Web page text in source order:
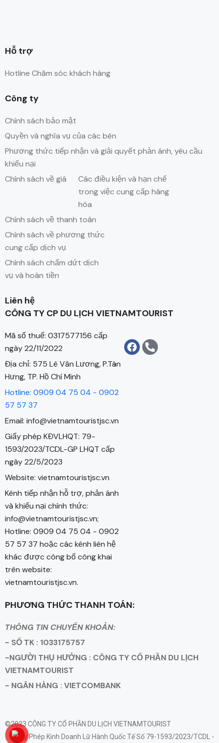
Hỗ trợ
Hotline Chăm sóc khách hàng
Công ty
Chính sách bảo mật
Quyền và nghĩa vụ của các bên
Phương thức tiếp nhận và giải quyết phản ánh, yêu cầu
khiếu nại
Chính sách về giá
Các điều kiện và hạn chế
trong việc cung cấp hàng
hóa
Chính sách về thanh toán
Chính sách về phương thức
cung cấp dịch vụ
Chính sách chấm dứt dịch
vụ và hoàn tiền
Liên hệ
CÔNG TY CP DU LỊCH VIETNAMTOURIST
Mã số thuế: 0317577156 cấp
ngày 22/11/2022
Địa chỉ: 575 Lê Văn Lương, P.Tân
Hưng, TP. Hồ Chí Minh
Hotline: 0909 04 75 04 - 0902
57 57 37
Email: info@vietnamtouristjsc.vn
Giấy phép KĐVLHQT: 79-
1593/2023/TCDL-GP LHQT cấp
ngày 22/5/2023
Website: vietnamtouristjsc.vn
Kênh tiếp nhận hỗ trợ, phản ánh
và khiếu nại chính thức:
info@vietnamtouristjsc.vn;
Hotline: 0909 04 75 04 - 0902
57 57 37 hoặc các kênh liên hệ
khác được công bố công khai
trên website:
vietnamtouristjsc.vn.
PHƯƠNG THỨC THANH TOÁN:
THÔNG TIN CHUYỂN KHOẢN:
- SỐ TK : 1033175757
-NGƯỜI THỤ HƯỞNG : CÔNG TY CỔ PHẦN DU LỊCH
VIETNAMTOURIST
- NGÂN HÀNG : VIETCOMBANK
©2023 CÔNG TY CỔ PHẦN DU LỊCH VIETNAMTOURIST
Giấy Phép Kinh Doanh Lữ Hành Quốc Tế Số 79-1593/2023/TCDL -